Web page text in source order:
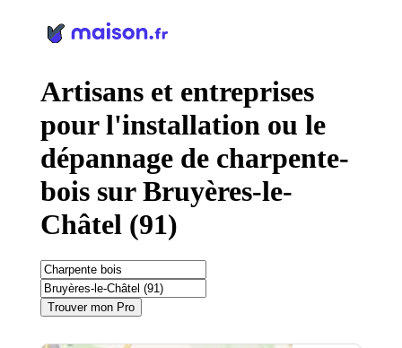
Artisans et entreprises
pour l'installation ou le
dépannage de charpente-
bois sur Bruyères-le-
Châtel (91)
Trouver mon Pro